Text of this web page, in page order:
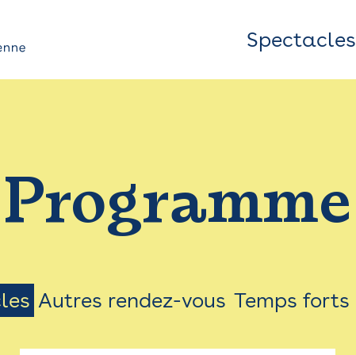
Top
Bar
Menu
Spectacles
Programme
Autres rendez-vous Temps forts